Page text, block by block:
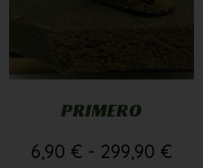
PRIMERO
6,90 € - 299,90 €